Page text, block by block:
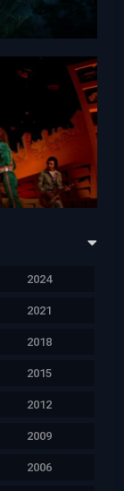
2024
2021
2018
2015
2012
2009
2006